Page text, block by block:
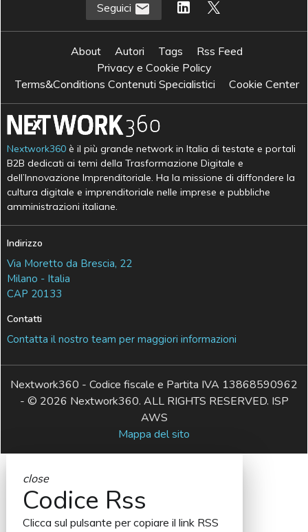
Seguici
About Autori Tags
Rss Feed
Privacy e Cookie Policy
Terms&Conditions Contenuti Specialistici
Cookie Center
Nextwork360 è il più grande network in Italia di testate e portali
B2B dedicati ai temi della Trasformazione Digitale e
dell’Innovazione Imprenditoriale. Ha la missione di diffondere la
cultura digitale e imprenditoriale nelle imprese e pubbliche
amministrazioni italiane.
Indirizzo
Via Moretto da Brescia, 22
Milano - Italia
CAP 20133
Contatti
Contatta il nostro team per maggiori informazioni
Nextwork360 - Codice fiscale e Partita IVA 13868590962
- © 2026 Nextwork360. ALL RIGHTS RESERVED. ISP
AWS
Mappa del sito
close
Codice Rss
Clicca sul pulsante per copiare il link RSS